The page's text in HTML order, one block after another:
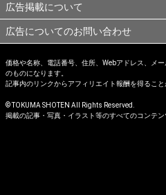
広告掲載について
広告についてのお問い合わせ
価格や名称、電話番号、住所、Webアドレス、メ
のものになります。
記事内のリンクからアフィリエイト報酬を得ること
© TOKUMA SHOTEN All Rights Reserved.
掲載の記事・写真・イラスト等のすべてのコンテン